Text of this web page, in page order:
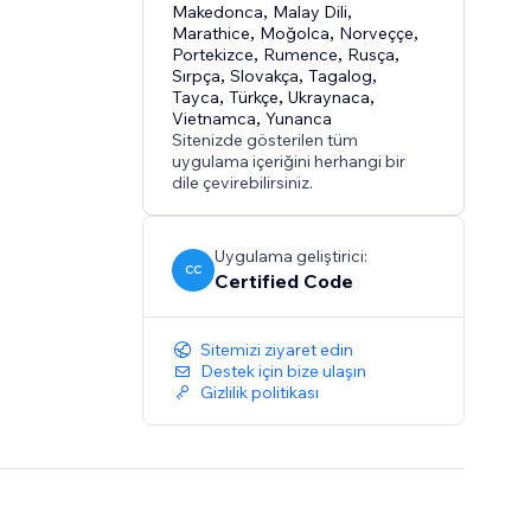
Makedonca, Malay Dili,
Marathice, Moğolca, Norveççe,
Portekizce, Rumence, Rusça,
Sırpça,Slovakça,Tagalog,
Tayca,Türkçe,Ukraynaca,
Vietnamca,Yunanca
Sitenizde gösterilen tüm
uygulama içeriğini herhangi bir
dile çevirebilirsiniz.
CC
Uygulama geliştirici:
Certified Code
Sitemizi ziyaret edin
Destek için bize ulaşın
Gizlilik politikası